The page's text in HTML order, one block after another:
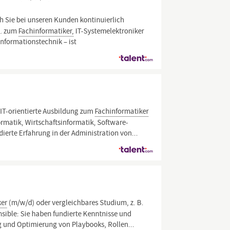
Sie bei unseren Kunden kontinuierlich
zum Fachinformatiker, IT-Systemelektroniker
– ist
orientierte Ausbildung zum Fachinformatiker
Wirtschaftsinformatik, Software-
Erfahrung in der Administration von...
(m/w/d) oder vergleichbares Studium, z. B.
Sie haben fundierte Kenntnisse und
Optimierung von Playbooks, Rollen...